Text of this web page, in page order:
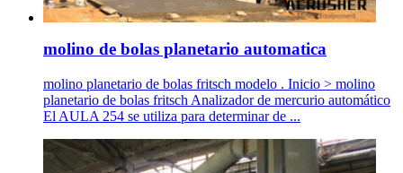
molino de bolas planetario automatica
molino planetario de bolas fritsch modelo . Inicio > molino
planetario de bolas fritsch Analizador de mercurio automático
El AULA 254 se utiliza para determinar de ...